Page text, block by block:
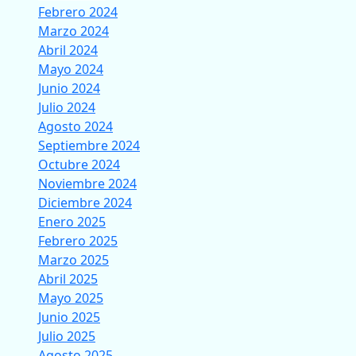
Febrero 2024
Marzo 2024
Abril 2024
Mayo 2024
Junio 2024
Julio 2024
Agosto 2024
Septiembre 2024
Octubre 2024
Noviembre 2024
Diciembre 2024
Enero 2025
Febrero 2025
Marzo 2025
Abril 2025
Mayo 2025
Junio 2025
Julio 2025